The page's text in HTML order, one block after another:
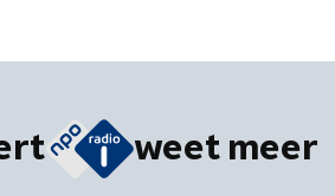
weet meer